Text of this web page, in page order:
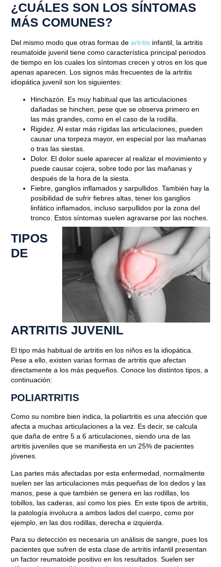
Blog
ARTRITIS JUVENIL ¿QUÉ ES Y
CUÁLES SON SUS CAUSAS?
Febrero 27, 2019
¿CUÁLES SON LOS SÍNTOMAS
MÁS COMUNES?
Del mismo modo que otras formas deartritis infantil, la artritis
reumatoide juvenil tiene como característica principal periodos
de tiempo en los cuales los síntomas crecen y otros en los que
apenas aparecen. Los signos más frecuentes de la artritis
idiopática juvenil son los siguientes:
Hinchazón. Es muy habitual que las articulaciones
dañadas se hinchen, pese que se observa primero en
las más grandes, como en el caso de la rodilla.
Rigidez. Al estar más rígidas las articulaciones, pueden
causar una torpeza mayor, en especial por las mañanas
o tras las siestas.
Dolor. El dolor suele aparecer al realizar el movimiento y
puede causar cojera, sobre todo por las mañanas y
después de la hora de la siesta.
Fiebre, ganglios inflamados y sarpullidos.También hay la
posibilidad de sufrir fiebres altas, tener los ganglios
linfático inflamados, incluso sarpullidos por la zona del
tronco. Estos síntomas suelen agravarse por las noches.
TIPOS
DE
ARTRITIS JUVENIL
El tipo más habitual de artritis en los niños es la idiopática
Pese a ello, existen varias formas de artritis que afectan
directamente a los más pequeños. Conoce los distintos tipos, a
continuación:
POLIARTRITIS
Como su nombre bien indica, la poliartritis es una afección que
afecta a muchas articulaciones a la vez. Es decir, se calcula
que daña de entre 5 a 6 articulaciones, siendo una de las
artritis juveniles que se manifiesta en un 25% de pacientes
jóvenes
Las partes más afectadas por esta enfermedad, normalmente
suelen ser las articulaciones más pequeñas de los dedos y las
manos , pese a que también se genera en las rodillas, los
tobillos, las caderas, así como los pies . En este tipos de artritis,
la patología involucra a ambos lados del cuerpo , como por
ejemplo, en las dos rodillas, derecha e izquierda.
Para su detección es necesariaun análisis de sangre , pues los
pacientes que sufren de esta clase de artritis infantil presentan
un factor reumatoide positivo en los resultados. Suelen ser